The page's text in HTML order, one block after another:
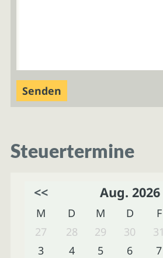
Steuertermine
<< Aug. 2026
M D M D F
27
28 29 30 31
3
4 5 6 7